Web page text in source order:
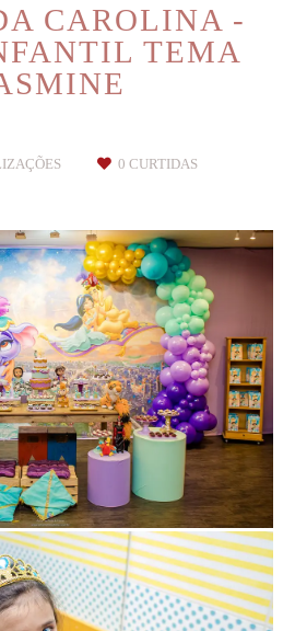
CAROLINA -
TEMA
0 CURTIDAS